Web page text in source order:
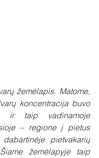
žemėlapis. Matome,
koncentracija buvo
ir taip vadinamoje
– regione į pietus
pietvakarių
žemėlapyje taip